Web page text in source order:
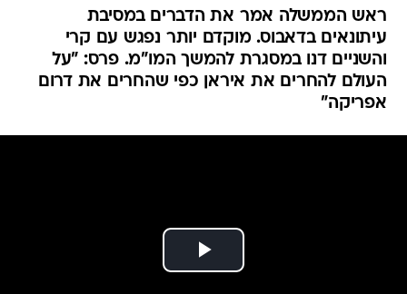
ראש הממשלה אמר את הדברים במסיבת
עיתונאים בדאבוס. מוקדם יותר נפגש עם קרי
והשניים דנו במסגרת להמשך המו"מ. פרס: "על
העולם להחרים את איראן כפי שהחרים את דרום
אפריקה"